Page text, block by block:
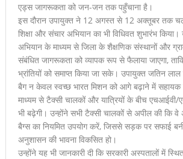
एड्स जागरूकता को जन-जन तक पहुँचाना है।
इस दौरान उपायुक्त ने 12 अगस्त से 12 अक्तूबर तक
शिक्षा और संचार अभियान का भी विधिवत शुभारंभ किया।
अभियान के माध्यम से जिला के शैक्षणिक संस्थानों और
संबंधित जागरूकता को व्यापक रूप से फैलाया जाएगा,
भ्रांतियों को समाप्त किया जा सके। उपायुक्त जतिन लाल
बैग न केवल स्वच्छ भारत मिशन को आगे बढ़ाने में सहायक
माध्यम से टैक्सी चालकों और यात्रियों के बीच
भी बढ़ेगी। उन्होंने सभी टैक्सी चालकों से अपील की कि वे
बैग्स का नियमित उपयोग करें, जिससे सड़क पर सफाई
अनुशासन की भावना विकसित हो।
उन्होंने यह भी जानकारी दी कि सरकारी अस्पतालों में